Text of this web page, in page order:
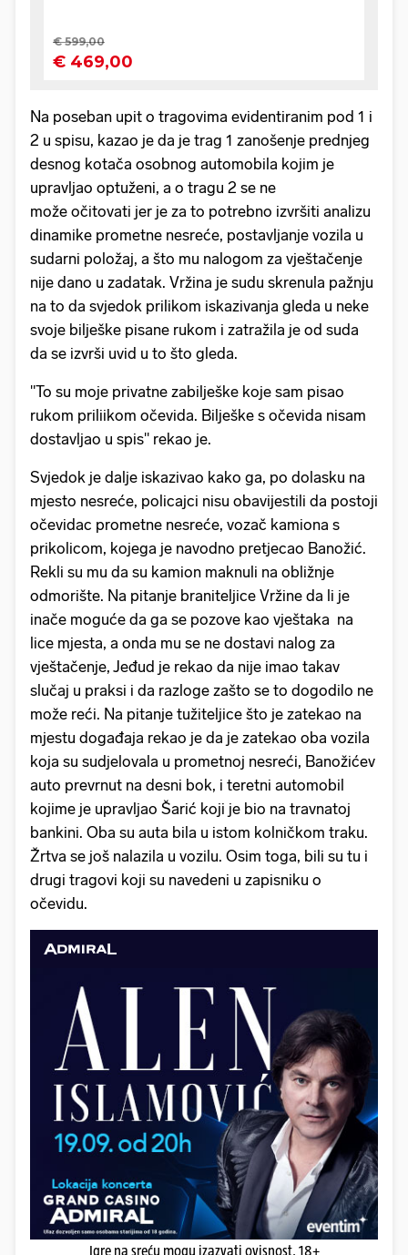
Na poseban upit o tragovima evidentiranim pod 1 i
2 u spisu, kazao je da je trag 1 zanošenje prednjeg
desnog kotača osobnog automobila kojim je
upravljao optuženi, a o tragu 2 se ne
može očitovati jer je za to potrebno izvršiti analizu
dinamike prometne nesreće, postavljanje vozila u
sudarni položaj, a što mu nalogom za vještačenje
nije dano u zadatak. Vržina je sudu skrenula pažnju
na to da svjedok prilikom iskazivanja gleda u neke
svoje bilješke pisane rukom i zatražila je od suda
da se izvrši uvid u to što gleda.
"To su moje privatne zabilješke koje sam pisao
rukom priliikom očevida. Bilješke s očevida nisam
dostavljao u spis" rekao je.
Svjedok je dalje iskazivao kako ga, po dolasku na
mjesto nesreće, policajci nisu obavijestili da postoji
očevidac prometne nesreće, vozač kamiona s
prikolicom, kojega je navodno pretjecao Banožić.
Rekli su mu da su kamion maknuli na obližnje
odmorište. Na pitanje braniteljice Vržine da li je
inače moguće da ga se pozove kao vještaka na
lice mjesta, a onda mu se ne dostavi nalog za
vještačenje, Jeđud je rekao da nije imao takav
slučaj u praksi i da razloge zašto se to dogodilo ne
može reći. Na pitanje tužiteljice što je zatekao na
mjestu događaja rekao je da je zatekao oba vozila
koja su sudjelovala u prometnoj nesreći, Banožićev
auto prevrnut na desni bok, i teretni automobil
kojime je upravljao Šarić koji je bio na travnatoj
bankini. Oba su auta bila u istom kolničkom traku.
Žrtva se još nalazila u vozilu. Osim toga, bili su tu i
drugi tragovi koji su navedeni u zapisniku o
očevidu.
Igre na sreću mogu izazvati ovisnost. 18+